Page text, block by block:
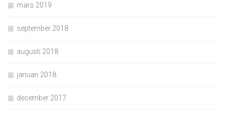
mars 2019
september 2018
augusti 2018
januari 2018
december 2017